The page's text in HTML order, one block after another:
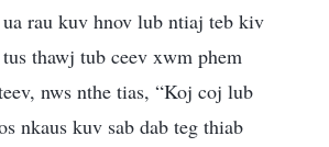
rau kuv hnov lub ntiaj teb kiv
thawj tub ceev xwm phem
nws nthe tias, “Koj coj lub
nkaus kuv sab dab teg thiab